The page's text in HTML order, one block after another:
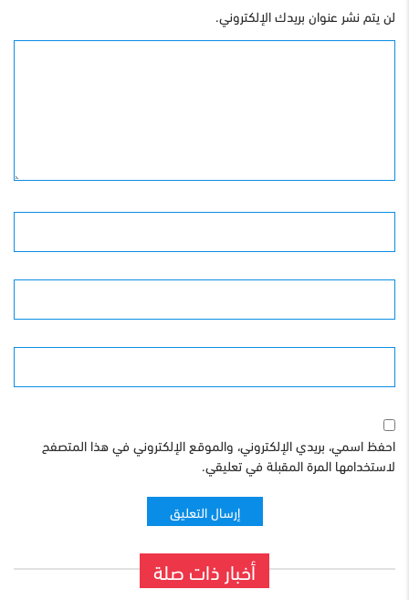
لن يتم نشر عنوان بريدك الإلكتروني.
احفظ اسمي، بريدي الإلكتروني، والموقع الإلكتروني في هذا المتصفح
لاستخدامها المرة المقبلة في تعليقي.
أخبار ذات صلة